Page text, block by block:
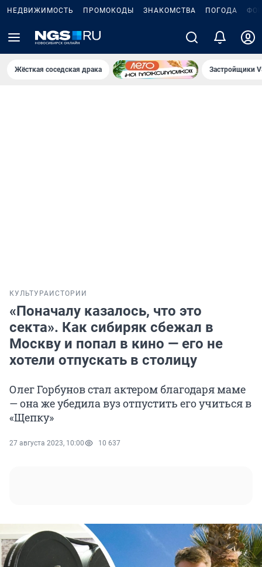
НЕДВИЖИМОСТЬ ПРОМОКОДЫ ЗНАКОМСТВА ПОГОДА
Жёсткая соседская драка Застройщики
КУЛЬТУРА ИСТОРИИ
«Поначалу казалось, что это
секта». Как сибиряк сбежал в
Москву и попал в кино — его не
хотели отпускать в столицу
Олег Горбунов стал актером благодаря маме
— она же убедила вуз отпустить его учиться в
«Щепку»
27 августа 2023, 10:00 10 637